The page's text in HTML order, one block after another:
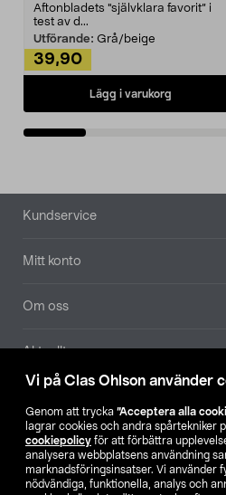
Vi på Clas Ohlson använder
Genom att trycka ”Acceptera alla
lagrar cookies och andra spårtekniker
cookiepolicy för att förbättra
analysera webbplatsens användning
marknadsföringsinsatser. Vi använder
nödvändiga, funktionella, analys och
Aftonbladets "självklara favorit” i
test av d...
Utförande: Grå/beige
39,90
Lägg i varukorg
Sidfot
Kundservice
Mitt konto
Om oss
Aktuellt
Hitta
SE NO